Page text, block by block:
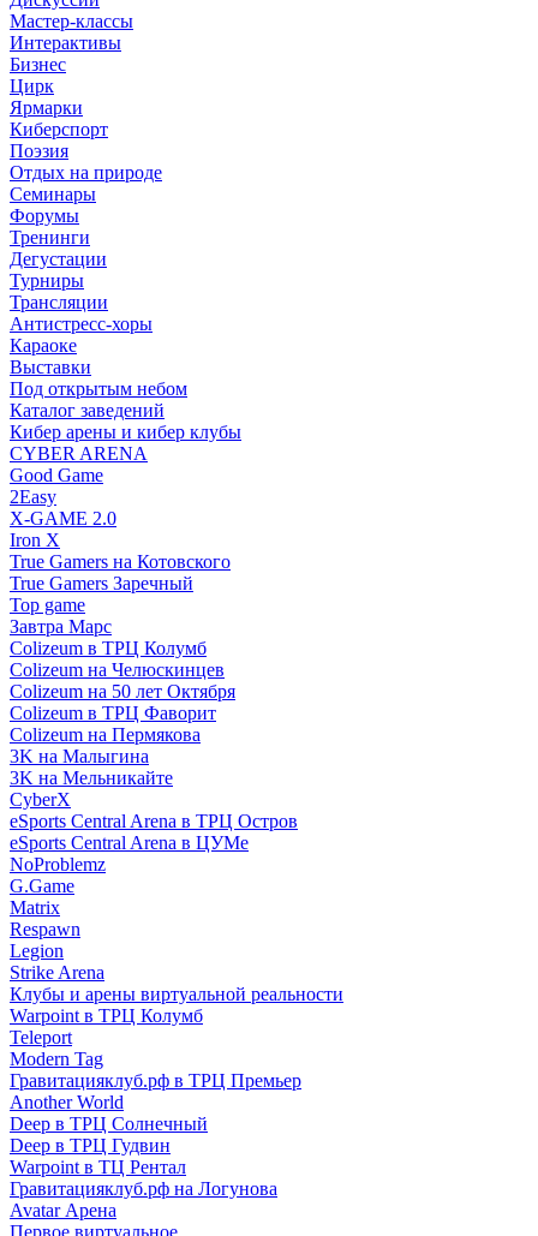
Мастер-классы
Интерактивы
Бизнес
Цирк
Ярмарки
Киберспорт
Поэзия
Отдых на природе
Семинары
Форумы
Тренинги
Дегустации
Турниры
Трансляции
Антистресс-хоры
Караоке
Выставки
Под открытым небом
Каталог заведений
Кибер арены и кибер клубы
CYBER ARENA
Good Game
2Easy
X-GAME 2.0
Iron X
True Gamers на Котовского
True Gamers Заречный
Top game
Завтра Марс
Colizeum в ТРЦ Колумб
Colizeum на Челюскинцев
Colizeum на 50 лет Октября
Colizeum в ТРЦ Фаворит
Colizeum на Пермякова
3K на Малыгина
3K на Мельникайте
CyberX
eSports Central Arena в ТРЦ Остров
eSports Central Arena в ЦУМе
NoProblemz
G.Game
Matrix
Respawn
Legion
Strike Arena
Клубы и арены виртуальной реальности
Warpoint в ТРЦ Колумб
Teleport
Modern Tag
Гравитацияклуб.рф в ТРЦ Премьер
Another World
Deep в ТРЦ Солнечный
Deep в ТРЦ Гудвин
Warpoint в ТЦ Рентал
Гравитацияклуб.рф на Логунова
Avatar Арена
Первое виртуальное